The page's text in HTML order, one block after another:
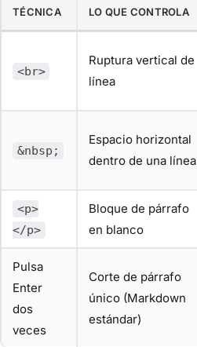
TÉCNICA LO QUE CONTROLA
<br>
Ruptura vertical de
línea
&nbsp;
Espacio horizontal
dentro de una línea
<p>
</p>
Bloque de párrafo
en blanco
Pulsa
Enter
dos
veces
Corte de párrafo
único (Markdown
estándar)